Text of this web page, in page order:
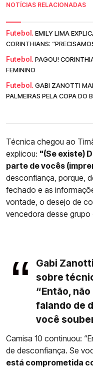
NOTÍCIAS RELACIONADAS
Futebol. EMILY LIMA
CORINTHIANS:
Futebol. PAGOU!
FEMININO
Futebol. GABI ZANOTTI
PALMEIRAS PELA COPA DO
Técnica chegou ao
explicou: "(Se existe)
parte de vocês
desconfiança, porque,
fechado e as
vontade, o desejo de
vencedora desse grupo
Gabi
sobre
“Então,
falando de
você
Camisa 10 continuou:
de desconfiança. Se
está comprometida